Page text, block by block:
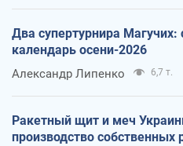
Два супертурнира Магучих:
календарь осени-2026
Александр Липенко 6,7 т.
Ракетный щит и меч
производство собственных